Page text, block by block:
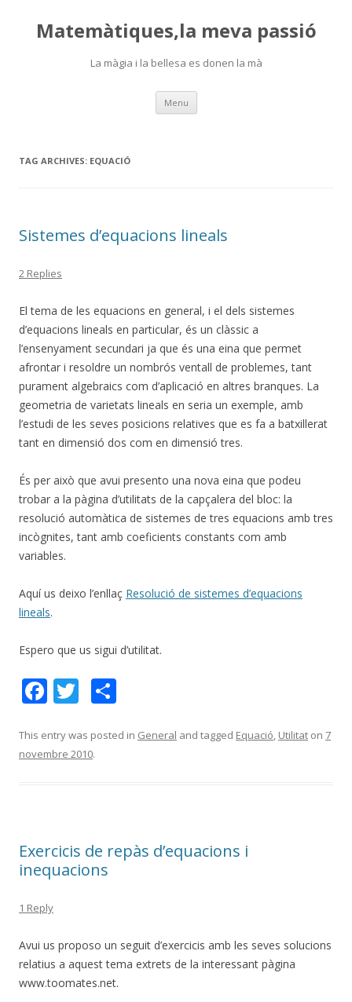
Matemàtiques,la meva passió
La màgia i la bellesa es donen la mà
Menu Skip
content
TAG ARCHIVES: EQUACIÓ
Sistemes d’equacions lineals
2 Replies
El tema de les equacions en general, i el dels sistemes
d’equacions lineals en particular, és un clàssic a
l’ensenyament secundari ja que és una eina que permet
afrontar i resoldre un nombrós ventall de problemes, tant
purament algebraics com d’aplicació en altres branques. La
geometria de varietats lineals en seria un exemple, amb
l’estudi de les seves posicions relatives que es fa a batxillerat
tant en dimensió dos com en dimensió tres.
És per això que avui presento una nova eina que podeu
trobar a la pàgina d’utilitats de la capçalera del bloc: la
resolució automàtica de sistemes de tres equacions amb tres
incògnites, tant amb coeficients constants com amb
variables.
Aquí us deixo l’enllaç Resolució de sistemes d’equacions
lineals.
Espero que us sigui d’utilitat.
F
e
b
k
T
itt
er
m
ix
This entry was posted in General and tagged Equació, Utilitat on 7
novembre 2010.
Exercicis de repàs d’equacions i
inequacions
1 Reply
Avui us proposo un seguit d’exercicis amb les seves solucions
relatius a aquest tema extrets de la interessant pàgina
www.toomates.net.